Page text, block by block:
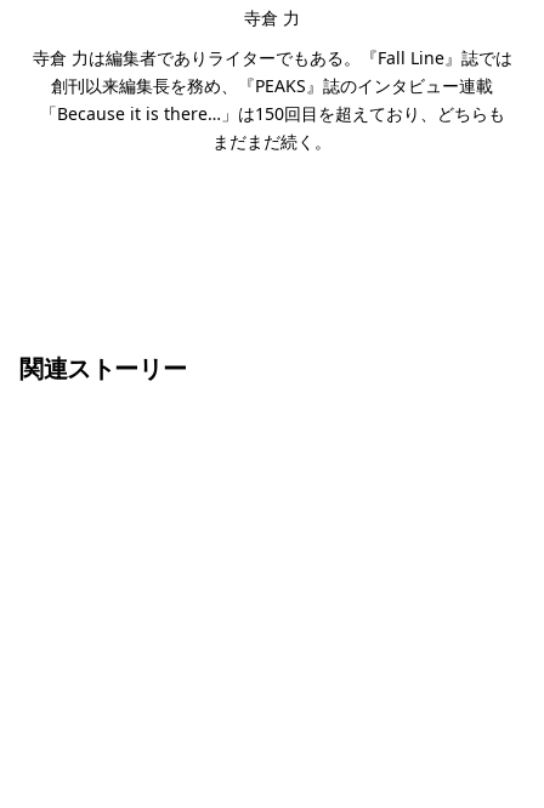
寺倉 力
寺倉 力は編集者でありライターでもある。『Fall Line』誌では
創刊以来編集長を務め、『PEAKS』誌のインタビュー連載
「Because it is there…」は150回目を超えており、どちらも
まだまだ続く。
関連ストーリー